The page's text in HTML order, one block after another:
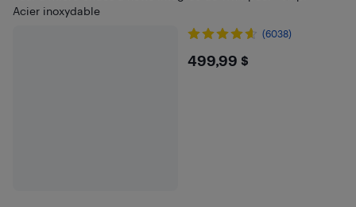
Acier inoxydable
(6038)
$499.99
499,99 $